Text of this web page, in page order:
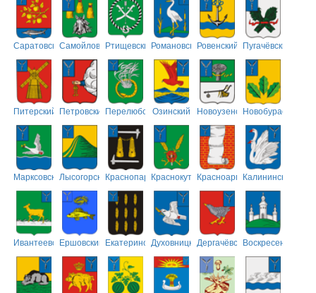
СаратовскийСамойловскийРтищевскийРомановскийРовенский Пугачёвский
Питерский ПетровскийПерелюбскийОзинский НовоузенскийНовобурасский
МарксовскийЛысогорскийКраснопартизанский
КраснокутскийКрасноармейский
Калининский
ИвантеевскийЕршовский ЕкатериновскийДуховницкийДергачёвскийВоскресенский